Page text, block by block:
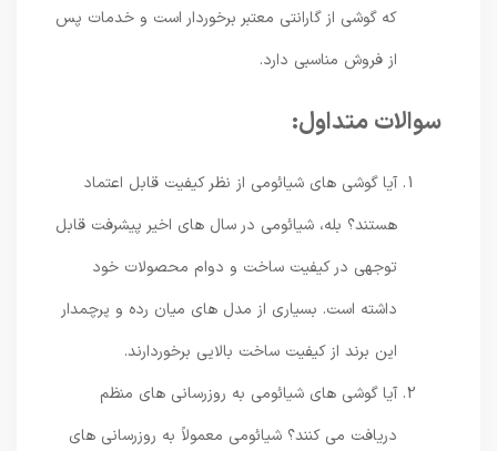
که گوشی از گارانتی معتبر برخوردار است و خدمات پس
از فروش مناسبی دارد.
سوالات متداول:
آیا گوشی های شیائومی از نظر کیفیت قابل اعتماد
هستند؟ بله، شیائومی در سال های اخیر پیشرفت قابل
توجهی در کیفیت ساخت و دوام محصولات خود
داشته است. بسیاری از مدل های میان رده و پرچمدار
این برند از کیفیت ساخت بالایی برخوردارند.
آیا گوشی های شیائومی به روزرسانی های منظم
دریافت می کنند؟ شیائومی معمولاً به روزرسانی های